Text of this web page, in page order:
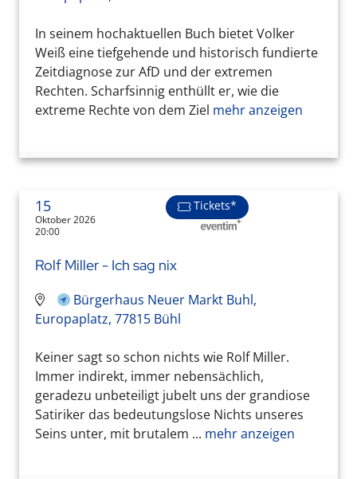
In seinem hochaktuellen Buch bietet Volker
Weiß eine tiefgehende und historisch fundierte
Zeitdiagnose zur AfD und der extremen
Rechten. Scharfsinnig enthüllt er, wie die
extreme Rechte von dem Ziel mehr anzeigen
15
Oktober 2026
20:00
Tickets*
Rolf Miller - Ich sag nix
Bürgerhaus Neuer Markt Buhl,
Europaplatz, 77815 Bühl
Keiner sagt so schon nichts wie Rolf Miller.
Immer indirekt, immer nebensächlich,
geradezu unbeteiligt jubelt uns der grandiose
Satiriker das bedeutungslose Nichts unseres
Seins unter, mit brutalem ... mehr anzeigen